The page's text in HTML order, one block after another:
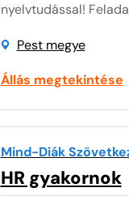
nyelvtudással!
Pest megye
Állás megtekintése
Mind-Diák
HR gyakornok